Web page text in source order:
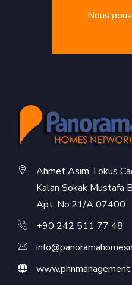
Nous
Ahmet Asim Tokus
Kalan Sokak Mustafa
Apt. No:21/A 07400
+90 242 511 77 48